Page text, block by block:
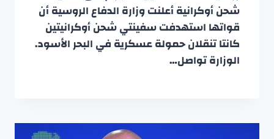
شحن أوكرانية أعلنت وزارة الدفاع الروسية أن
قواتها استهدفت سفينتي شحن أوكرانيتين
كانتا تنقلان حمولة عسكرية في البحر الأسود.
الوزارة تواصل…